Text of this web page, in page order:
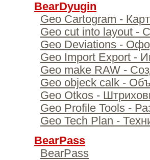
BearDyugin
Geo Cartogram -
Geo cut into layout -
Geo Deviations -
Geo Import Export -
Geo make RAW -
Geo objeck calk -
Geo Otkos -
Geo Profile Tools -
Geo Tech Plan -
BearPass
BearPass